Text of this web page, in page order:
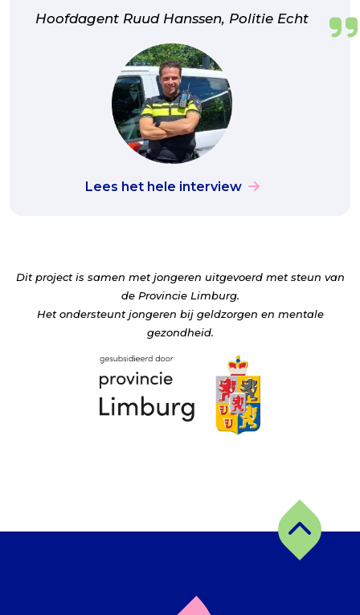
Hoofdagent Ruud Hanssen, Politie Echt
Lees het hele interview
Dit project is samen met jongeren uitgevoerd met steun van
de Provincie Limburg.
Het ondersteunt jongeren bij geldzorgen en mentale
gezondheid.